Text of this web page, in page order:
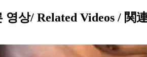
영상/ Related Videos / 関